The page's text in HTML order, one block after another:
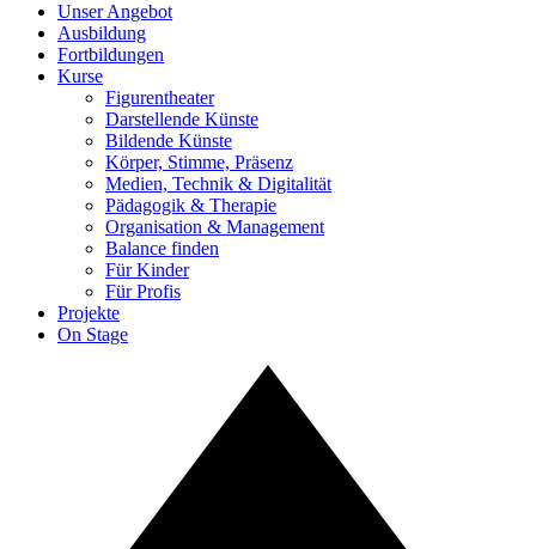
Unser Angebot
Ausbildung
Fortbildungen
Kurse
Figurentheater
Darstellende Künste
Bildende Künste
Körper, Stimme, Präsenz
Medien, Technik & Digitalität
Pädagogik & Therapie
Organisation & Management
Balance finden
Für Kinder
Für Profis
Projekte
On Stage